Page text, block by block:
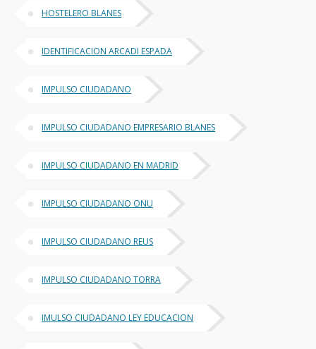
HOSTELERO BLANES
IDENTIFICACION ARCADI ESPADA
IMPULSO CIUDADANO
IMPULSO CIUDADANO EMPRESARIO BLANES
IMPULSO CIUDADANO EN MADRID
IMPULSO CIUDADANO ONU
IMPULSO CIUDADANO REUS
IMPULSO CIUDADANO TORRA
IMULSO CIUDADANO LEY EDUCACION